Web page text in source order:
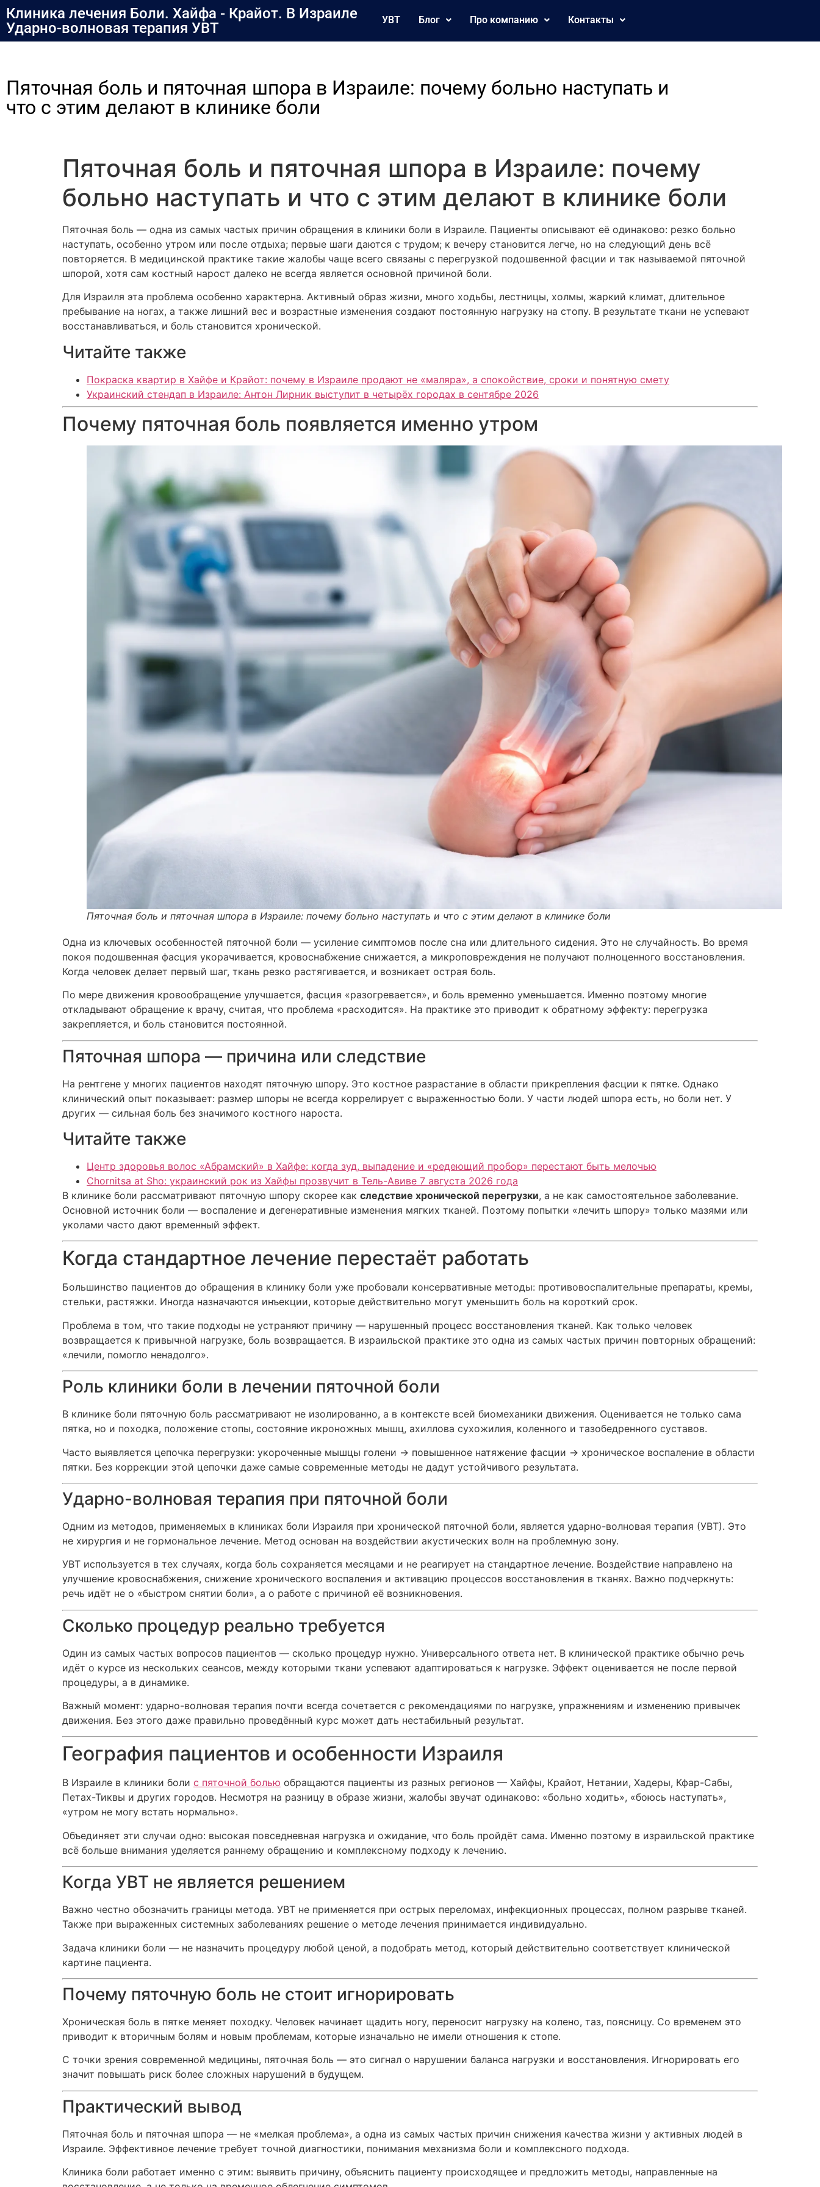
содержимому
Клиника лечения Боли. Хайфа - Крайот. В Израиле
Ударно-волновая терапия УВТ
УВТ Блог Про компанию Контакты
Пяточная боль и пяточная шпора в Израиле: почему больно наступать и
что с этим делают в клинике боли
Пяточная боль и пяточная шпора в Израиле: почему
больно наступать и что с этим делают в клинике боли
Пяточная боль — одна из самых частых причин обращения в клиники боли в Израиле. Пациенты описывают её одинаково: резко больно
наступать, особенно утром или после отдыха; первые шаги даются с трудом; к вечеру становится легче, но на следующий день всё
повторяется. В медицинской практике такие жалобы чаще всего связаны с перегрузкой подошвенной фасции и так называемой пяточной
шпорой, хотя сам костный нарост далеко не всегда является основной причиной боли.
Для Израиля эта проблема особенно характерна. Активный образ жизни, много ходьбы, лестницы, холмы, жаркий климат, длительное
пребывание на ногах, а также лишний вес и возрастные изменения создают постоянную нагрузку на стопу. В результате ткани не успевают
восстанавливаться, и боль становится хронической.
Читайте также
Покраска квартир в Хайфе и Крайот: почему в Израиле продают не «маляра», а спокойствие, сроки и понятную смету
Украинский стендап в Израиле: Антон Лирник выступит в четырёх городах в сентябре 2026
Почему пяточная боль появляется именно утром
Пяточная боль и пяточная шпора в Израиле: почему больно наступать и что с этим делают в клинике боли
Одна из ключевых особенностей пяточной боли — усиление симптомов после сна или длительного сидения. Это не случайность. Во время
покоя подошвенная фасция укорачивается, кровоснабжение снижается, а микроповреждения не получают полноценного восстановления.
Когда человек делает первый шаг, ткань резко растягивается, и возникает острая боль.
По мере движения кровообращение улучшается, фасция «разогревается», и боль временно уменьшается. Именно поэтому многие
откладывают обращение к врачу, считая, что проблема «расходится». На практике это приводит к обратному эффекту: перегрузка
закрепляется, и боль становится постоянной.
Пяточная шпора — причина или следствие
На рентгене у многих пациентов находят пяточную шпору. Это костное разрастание в области прикрепления фасции к пятке. Однако
клинический опыт показывает: размер шпоры не всегда коррелирует с выраженностью боли. У части людей шпора есть, но боли нет. У
других — сильная боль без значимого костного нароста.
Читайте также
Центр здоровья волос «Абрaмский» в Хайфе: когда зуд, выпадение и «редеющий пробор» перестают быть мелочью
Chornitsa at Sho: украинский рок из Хайфы прозвучит в Тель-Авиве 7 августа 2026 года
В клинике боли рассматривают пяточную шпору скорее как следствие хронической перегрузки, а не как самостоятельное заболевание.
Основной источник боли — воспаление и дегенеративные изменения мягких тканей. Поэтому попытки «лечить шпору» только мазями или
уколами часто дают временный эффект.
Когда стандартное лечение перестаёт работать
Большинство пациентов до обращения в клинику боли уже пробовали консервативные методы: противовоспалительные препараты, кремы,
стельки, растяжки. Иногда назначаются инъекции, которые действительно могут уменьшить боль на короткий срок.
Проблема в том, что такие подходы не устраняют причину — нарушенный процесс восстановления тканей. Как только человек
возвращается к привычной нагрузке, боль возвращается. В израильской практике это одна из самых частых причин повторных обращений:
«лечили, помогло ненадолго».
Роль клиники боли в лечении пяточной боли
В клинике боли пяточную боль рассматривают не изолированно, а в контексте всей биомеханики движения. Оценивается не только сама
пятка, но и походка, положение стопы, состояние икроножных мышц, ахиллова сухожилия, коленного и тазобедренного суставов.
Часто выявляется цепочка перегрузки: укороченные мышцы голени → повышенное натяжение фасции → хроническое воспаление в области
пятки. Без коррекции этой цепочки даже самые современные методы не дадут устойчивого результата.
Ударно-волновая терапия при пяточной боли
Одним из методов, применяемых в клиниках боли Израиля при хронической пяточной боли, является ударно-волновая терапия (УВТ). Это
не хирургия и не гормональное лечение. Метод основан на воздействии акустических волн на проблемную зону.
УВТ используется в тех случаях, когда боль сохраняется месяцами и не реагирует на стандартное лечение. Воздействие направлено на
улучшение кровоснабжения, снижение хронического воспаления и активацию процессов восстановления в тканях. Важно подчеркнуть:
речь идёт не о «быстром снятии боли», а о работе с причиной её возникновения.
Сколько процедур реально требуется
Один из самых частых вопросов пациентов — сколько процедур нужно. Универсального ответа нет. В клинической практике обычно речь
идёт о курсе из нескольких сеансов, между которыми ткани успевают адаптироваться к нагрузке. Эффект оценивается не после первой
процедуры, а в динамике.
Важный момент: ударно-волновая терапия почти всегда сочетается с рекомендациями по нагрузке, упражнениям и изменению привычек
движения. Без этого даже правильно проведённый курс может дать нестабильный результат.
География пациентов и особенности Израиля
В Израиле в клиники боли с пяточной болью обращаются пациенты из разных регионов — Хайфы, Крайот, Нетании, Хадеры, Кфар-Сабы,
Петах-Тиквы и других городов. Несмотря на разницу в образе жизни, жалобы звучат одинаково: «больно ходить», «боюсь наступать»,
«утром не могу встать нормально».
Объединяет эти случаи одно: высокая повседневная нагрузка и ожидание, что боль пройдёт сама. Именно поэтому в израильской практике
всё больше внимания уделяется раннему обращению и комплексному подходу к лечению.
Когда УВТ не является решением
Важно честно обозначить границы метода. УВТ не применяется при острых переломах, инфекционных процессах, полном разрыве тканей.
Также при выраженных системных заболеваниях решение о методе лечения принимается индивидуально.
Задача клиники боли — не назначить процедуру любой ценой, а подобрать метод, который действительно соответствует клинической
картине пациента.
Почему пяточную боль не стоит игнорировать
Хроническая боль в пятке меняет походку. Человек начинает щадить ногу, переносит нагрузку на колено, таз, поясницу. Со временем это
приводит к вторичным болям и новым проблемам, которые изначально не имели отношения к стопе.
С точки зрения современной медицины, пяточная боль — это сигнал о нарушении баланса нагрузки и восстановления. Игнорировать его
значит повышать риск более сложных нарушений в будущем.
Практический вывод
Пяточная боль и пяточная шпора — не «мелкая проблема», а одна из самых частых причин снижения качества жизни у активных людей в
Израиле. Эффективное лечение требует точной диагностики, понимания механизма боли и комплексного подхода.
Клиника боли работает именно с этим: выявить причину, объяснить пациенту происходящее и предложить методы, направленные на